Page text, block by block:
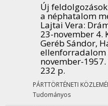
Új
a néphatalom
Lajtai Vera:
23-november 4.
Geréb Sándor,
ellenforradalom
november-
232 p.
PÁRTTÖRTÉNETI
Tudományos